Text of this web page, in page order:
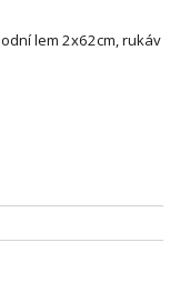
lem 2x62cm, rukáv